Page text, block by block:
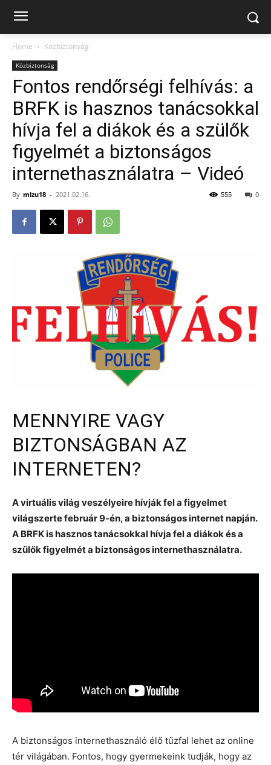
Home Közbiztonság
Közbiztonság
Fontos rendőrségi felhívás: a
BRFK is hasznos tanácsokkal
hívja fel a diákok és a szülők
figyelmét a biztonságos
internethasználatra – Videó
By mizu18 - 2021.02.16. 0
555
MENNYIRE VAGY
BIZTONSÁGBAN AZ
INTERNETEN?
A virtuális világ veszélyeire hívják fel a figyelmet
világszerte február 9-én, a biztonságos internet napján.
A BRFK is hasznos tanácsokkal hívja fel a diákok és a
szülők figyelmét a biztonságos internethasználatra.
A biztonságos internethasználó élő tűzfal lehet az online
tér világában. Fontos, hogy gyermekeink tudják, hogy az